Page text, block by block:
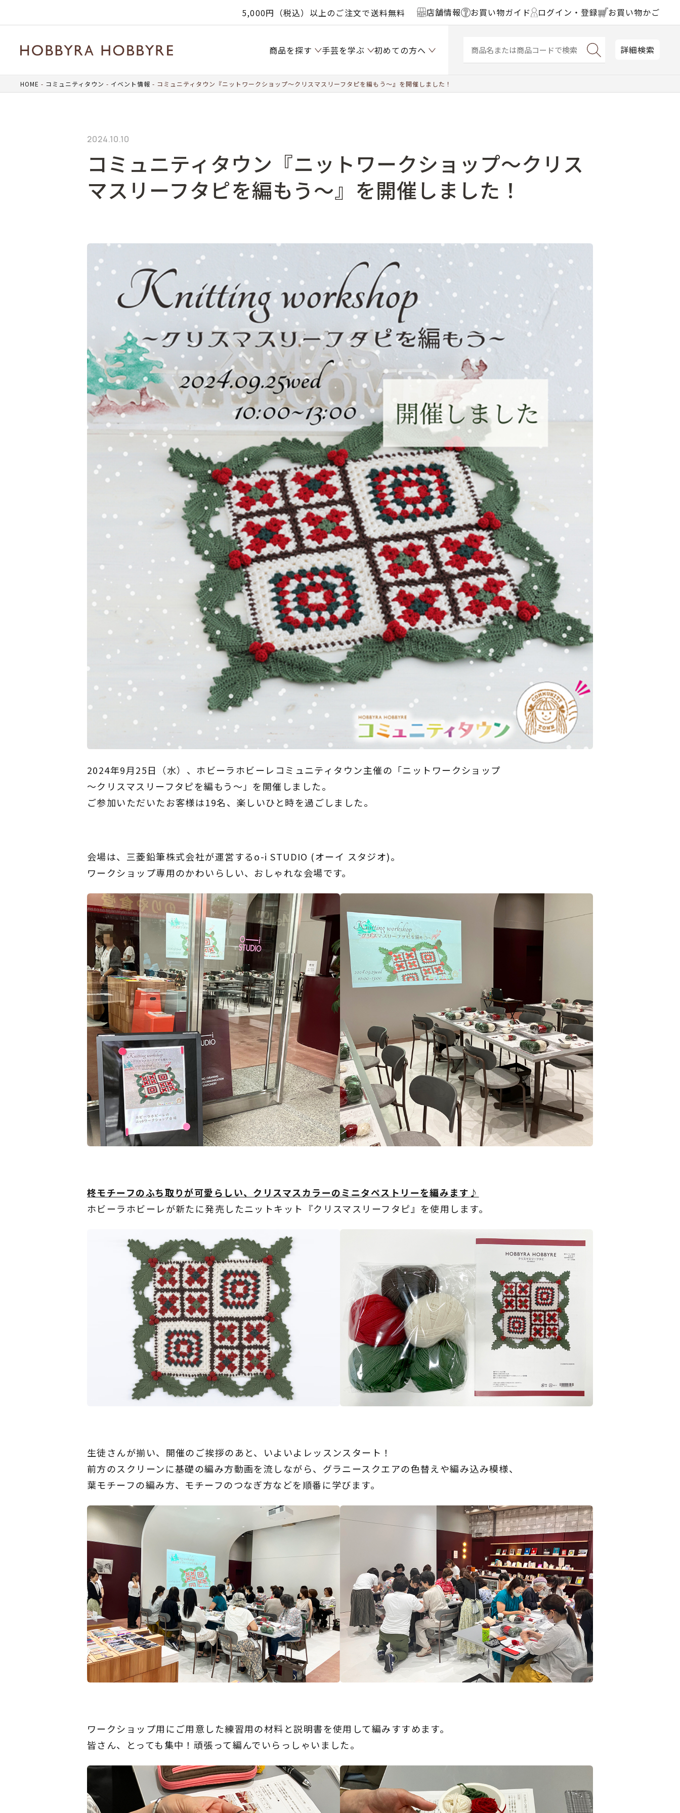
5,000円（税込）以上のご注文で送料無料 店舗情報 お買い物ガイド ログイン・登録 お買い物かご
商品を探す 手芸を学ぶ 初めての方へ 詳細検索
HOME コミュニティタウン イベント情報 コミュニティタウン『ニットワークショップ～クリスマスリーフタピを編もう～』を開催しました！
2024.10.10
コミュニティタウン『ニットワークショップ～クリス
マスリーフタピを編もう～』を開催しました！
2024年9月25日（水）、ホビーラホビーレコミュニティタウン主催の「ニットワークショップ
～クリスマスリーフタピを編もう～」を開催しました。
ご参加いただいたお客様は19名、楽しいひと時を過ごしました。
会場は、三菱鉛筆株式会社が運営するo-i STUDIO (オーイ スタジオ)。
ワークショップ専用のかわいらしい、おしゃれな会場です。
柊モチーフのふち取りが可愛らしい、クリスマスカラーのミニタペストリーを編みます♪
ホビーラホビーレが新たに発売したニットキット『クリスマスリーフタピ』を使用します。
生徒さんが揃い、開催のご挨拶のあと、いよいよレッスンスタート！
前方のスクリーンに基礎の編み方動画を流しながら、グラニースクエアの色替えや編み込み模様、
葉モチーフの編み方、モチーフのつなぎ方などを順番に学びます。
ワークショップ用にご用意した練習用の材料と説明書を使用して編みすすめます。
皆さん、とっても集中！頑張って編んでいらっしゃいました。